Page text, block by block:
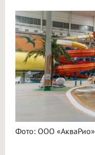
Фото: ООО «АкваРио»